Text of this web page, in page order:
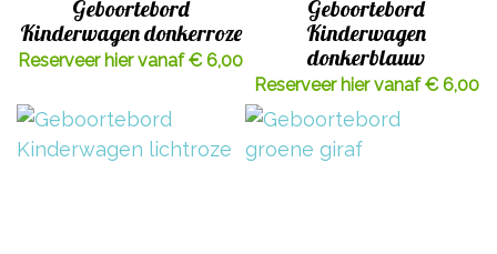
Geboortebord
Kinderwagen donkerroze
Reserveer hier vanaf € 6,00
Geboortebord
Kinderwagen
donkerblauw
Reserveer hier vanaf € 6,00